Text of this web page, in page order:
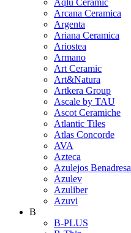
Arcana Ceramica
Argenta
Ariana Ceramica
Ariostea
Armano
Art Ceramic
Art&Natura
Artkera Group
Ascale by TAU
Ascot Ceramiche
Atlantic Tiles
Atlas Concorde
AVA
Azteca
Azulejos Benadresa
Azulev
Azuliber
Azuvi
B
B-PLUS